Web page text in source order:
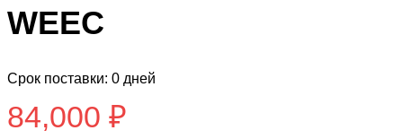
WEEC
Срок поставки: 0 дней
84,000 ₽